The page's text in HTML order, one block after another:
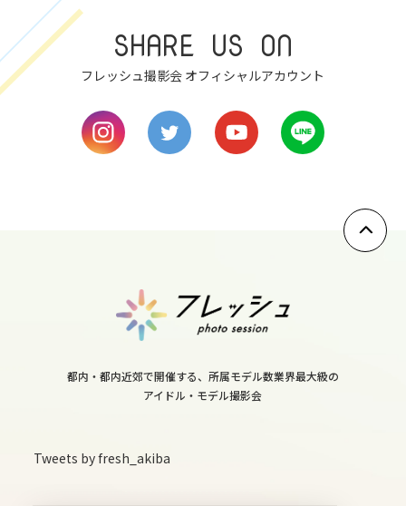
tue
wed
sun
15
SHARE US ON
フレッシュ撮影会 オフィシャルアカウント
都内・都内近郊で開催する、所属モデル数業界最大級の
アイドル・モデル撮影会
Tweets by fresh_akiba